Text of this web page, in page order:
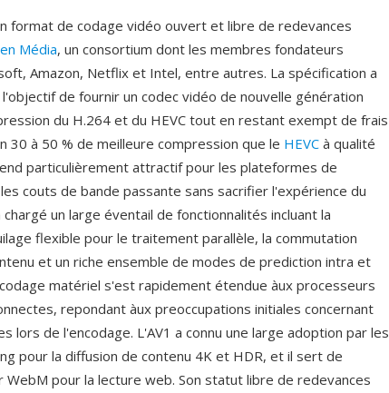
format de codage vidéo ouvert et libre de redevances
Média, un consortium dont les membres fondateurs
Amazon, Netflix et Intel, entre autres. La spécification a
de fournir un codec vidéo de nouvelle génération
du H.264 et du HEVC tout en restant exempt de frais
30 à 50 % de meilleure compression que le HEVC à qualité
particulièrement attractif pour les plateformes de
couts de bande passante sans sacrifier l'expérience du
un large éventail de fonctionnalités incluant la
flexible pour le traitement parallèle, la commutation
et un riche ensemble de modes de prediction intra et
matériel s'est rapidement étendue àux processeurs
repondant àux preoccupations initiales concernant
lors de l'encodage. L'AV1 a connu une large adoption par les
pour la diffusion de contenu 4K et HDR, et il sert de
pour la lecture web. Son statut libre de redevances